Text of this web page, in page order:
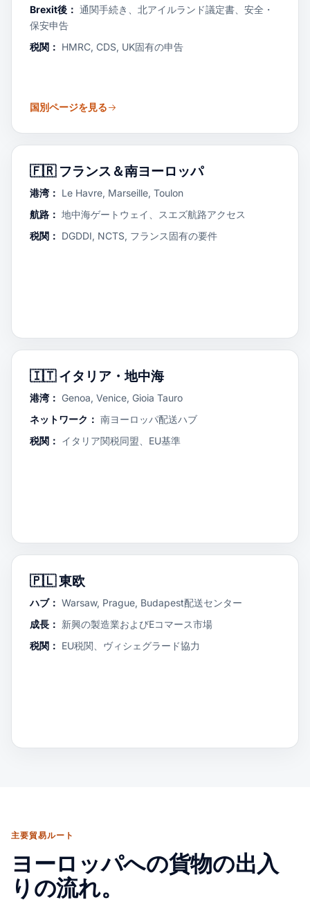
Brexit後： 通関手続き、北アイルランド議定書、安全・
保安申告
税関： HMRC, CDS, UK固有の申告
国別ページを見る
🇫🇷フランス＆南ヨーロッパ
港湾： Le Havre, Marseille, Toulon
航路： 地中海ゲートウェイ、スエズ航路アクセス
税関： DGDDI, NCTS, フランス固有の要件
🇮🇹イタリア・地中海
港湾： Genoa, Venice, Gioia Tauro
ネットワーク： 南ヨーロッパ配送ハブ
税関： イタリア関税同盟、EU基準
🇵🇱東欧
ハブ： Warsaw, Prague, Budapest配送センター
成長： 新興の製造業およびEコマース市場
税関： EU税関、ヴィシェグラード協力
主要貿易ルート
ヨーロッパへの貨物の出入
りの流れ。